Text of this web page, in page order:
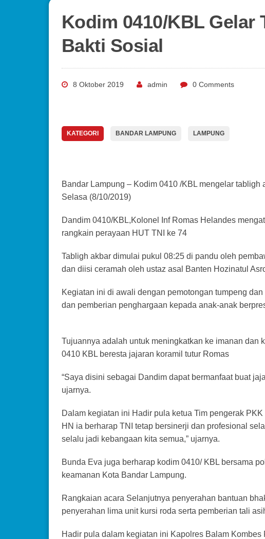
Kodim 0410/KBL Gelar
Bakti Sosial
8 Oktober 2019 admin 0 Comments
KATEGORI BANDAR LAMPUNG LAMPUNG
Bandar Lampung – Kodim 0410 /KBL mengelar
Selasa (8/10/2019)
Dandim 0410/KBL,Kolonel Inf Romas Helandes
rangkain perayaan HUT TNI ke 74
Tabligh akbar dimulai pukul 08:25 di pandu oleh
dan diisi ceramah oleh ustaz asal Banten Hozinatul
Kegiatan ini di awali dengan pemotongan tumpeng
dan pemberian penghargaan kepada anak-anak
Tujuannya adalah untuk meningkatkan ke imanan dan
0410 KBL beresta jajaran koramil tutur Romas
“Saya disini sebagai Dandim dapat bermanfaat buat
ujarnya.
Dalam kegiatan ini Hadir pula ketua Tim pengerak
HN ia berharap TNI tetap bersinerji dan profesional
selalu jadi kebangaan kita semua,” ujarnya.
Bunda Eva juga berharap kodim 0410/ KBL bersama
keamanan Kota Bandar Lampung.
Rangkaian acara Selanjutnya penyerahan bantuan
penyerahan lima unit kursi roda serta pemberian tali
Hadir pula dalam kegiatan ini Kapolres Balam